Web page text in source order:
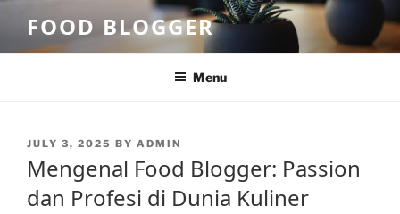
content
FOOD BLOGGER
Menu
POSTED
JULY 3, 2025 BY ADMIN
Mengenal Food Blogger: Passion
dan Profesi di Dunia Kuliner